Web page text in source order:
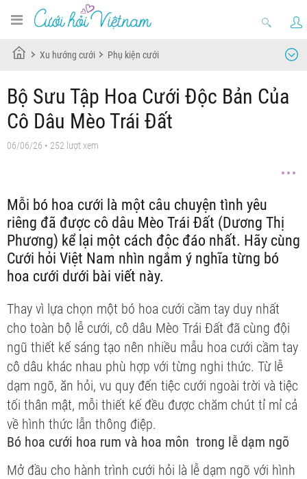
Xu hướng cưới Phụ kiện cưới
Bộ Sưu Tập Hoa Cưới Độc Bản Của
Cô Dâu Mèo Trái Đất
06/06/26 • 252 lượt xem
Mỗi bó hoa cưới là một câu chuyện tình yêu
riêng đã được cô dâu Mèo Trái Đất (Dương Thị
Phương) kể lại một cách độc đáo nhất. Hãy cùng
Cưới hỏi Việt Nam nhìn ngắm ý nghĩa từng bó
hoa cưới dưới bài viết này.
Thay vì lựa chọn một bó hoa cưới cầm tay duy nhất
cho toàn bộ lễ cưới, cô dâu Mèo Trái Đất đã cùng đội
ngũ thiết kế sáng tạo nên nhiều mẫu hoa cưới cầm tay
cô dâu khác nhau phù hợp với từng nghi thức. Từ lễ
dạm ngõ, ăn hỏi, vu quy đến tiệc cưới ngoài trời và tiệc
tối thân mật, mỗi thiết kế đều được chăm chút tỉ mỉ cả
về hình thức lẫn thông điệp.
Bó hoa cưới hoa rum và hoa môn trong lễ dạm ngõ
Mở đầu cho hành trình cưới hỏi là lễ dạm ngõ với hình